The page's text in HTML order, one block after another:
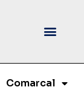
Comarcal